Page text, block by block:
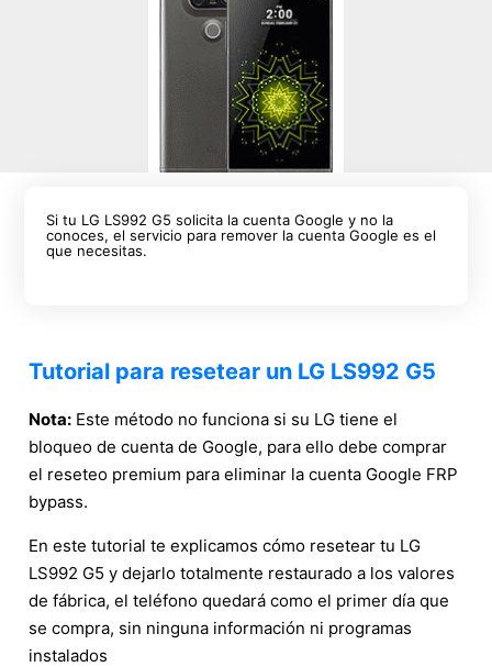
Si tu LG LS992 G5 solicita la cuenta Google y no la
conoces, el servicio para remover la cuenta Google es el
que necesitas.
Tutorial para resetear un LG LS992 G5
Nota: Este método no funciona si su LG tiene el
bloqueo de cuenta de Google, para ello debe comprar
el reseteo premium para eliminar la cuenta Google FRP
bypass.
En este tutorial te explicamos cómo resetear tu LG
LS992 G5 y dejarlo totalmente restaurado a los valores
de fábrica, el teléfono quedará como el primer día que
se compra, sin ninguna información ni programas
instalados